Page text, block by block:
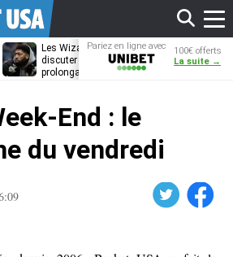
Les Wizards vont
discuter
prolongation avec
Dennis
découvrira-t-il
Pariez en ligne avec
100€ offerts
La suite →
End : le
du vendredi
Facebook